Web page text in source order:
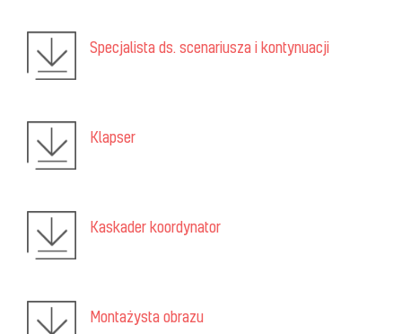
Specjalista ds. scenariusza i kontynuacji
Klapser
Kaskader koordynator
Montażysta obrazu